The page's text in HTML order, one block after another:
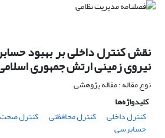
نقش کنترل داخلی بر بهبود
نیروی زمینی ارتش جمهوری
نوع مقاله : مقاله پژوهشی
کلیدواژه‌ها
کنترل داخلی
کنترل محافظتی کنترل صحت
حسابرسی